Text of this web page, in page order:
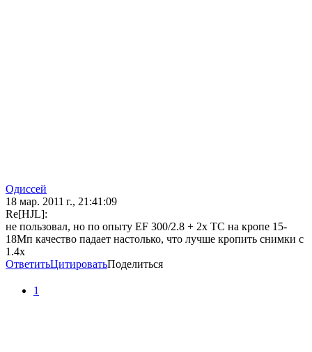
Одиссей
18 мар. 2011 г., 21:41:09
Re[HJL]:
не пользовал, но по опыту EF 300/2.8 + 2x TC на кропе 15-
18Мп качество падает настолько, что лучше кропить снимки с
1.4х
ОтветитьЦитироватьПоделиться
1